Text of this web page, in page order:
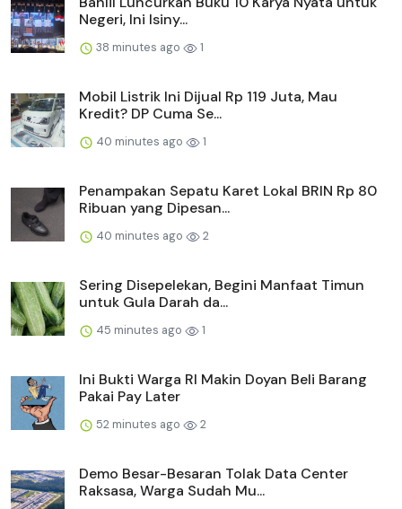
Negeri, Ini Isiny...
38 minutes ago 1
Mobil Listrik Ini Dijual Rp 119 Juta, Mau
Kredit? DP Cuma Se...
40 minutes ago 1
Penampakan Sepatu Karet Lokal BRIN Rp 80
Ribuan yang Dipesan...
40 minutes ago 2
Sering Disepelekan, Begini Manfaat Timun
untuk Gula Darah da...
45 minutes ago 1
Ini Bukti Warga RI Makin Doyan Beli Barang
Pakai Pay Later
52 minutes ago 2
Demo Besar-Besaran Tolak Data Center
Raksasa, Warga Sudah Mu...